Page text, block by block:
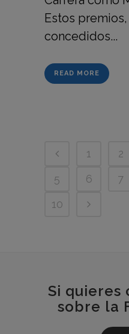
Estos
concedidos...
READ MORE
1 2
5
6 7
10
Si quieres
sobre la